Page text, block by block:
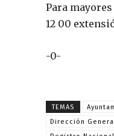
Para
12 00
-0-
TEMAS
Dirección